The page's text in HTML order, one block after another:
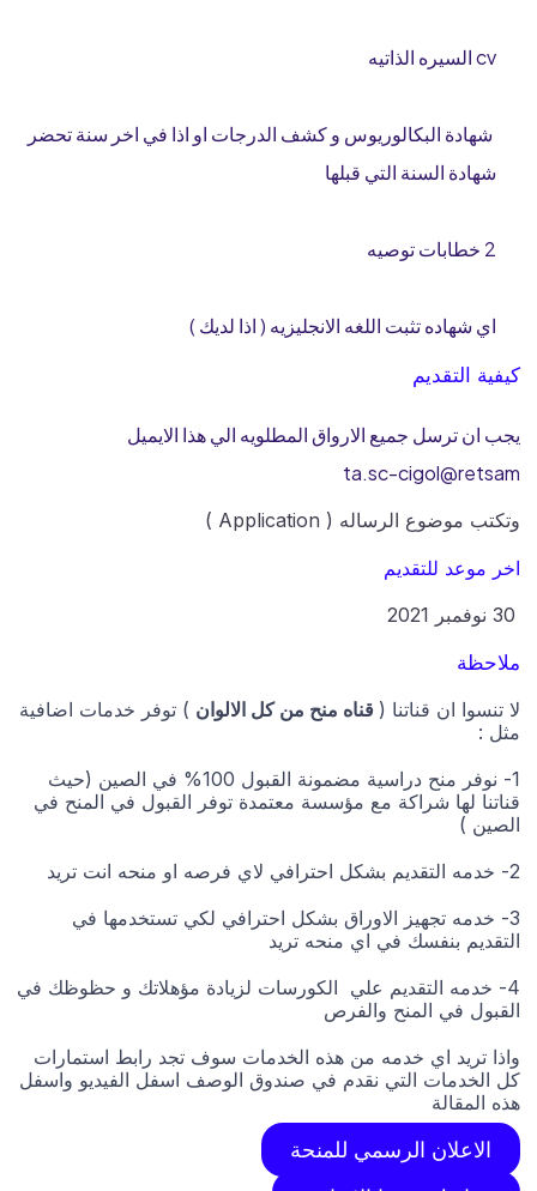
cv السيره الذاتيه
شهادة البكالوريوس و كشف الدرجات او اذا في اخر سنة تحضر
شهادة السنة التي قبلها
اي شهاده تثبت اللغه الانجليزيه ( اذا لديك )
كيفية التقديم
يجب ان ترسل جميع الارواق المطلويه الي هذا الايميل
ta.sc-cigol@retsam
وتكتب موضوع الرساله ( Application )
اخر موعد للتقديم
30 نوفمبر 2021
ملاحظة
لا تنسوا ان قناتنا (قناه منح من كل الالوان) توفر خدمات اضافية
مثل :
1- نوفر منح دراسية مضمونة القبول 100% في الصين (حيث
قناتنا لها شراكة مع مؤسسة معتمدة توفر القبول في المنح في
الصين )
3- خدمه تجهيز الاوراق بشكل احترافي لكي تستخدمها في
التقديم بنفسك في اي منحه تريد
4- خدمه التقديم علي الكورسات لزيادة مؤهلاتك و حظوظك في
القبول في المنح والفرص
واذا تريد اي خدمه من هذه الخدمات سوف تجد رابط استمارات
كل الخدمات التي نقدم في صندوق الوصف اسفل الفيديو واسفل
هذه المقالة
الاعلان الرسمي للمنحة